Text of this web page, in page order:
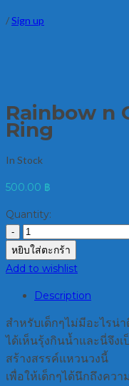
/Sign up
Rainbow n
Ring
In Stock
500.00 ฿
Quantity:
หยิบใส่ตะกร้า
Add to wishlist
Description
สำหรับเด็กๆไม่มีอะไรน่
ได้เห็นรุ้งกินน้ำและนี่จึงเ
สร้างสรรค์แหวนวงนี้
เพื่อให้เด็กๆได้นึกถึงคว